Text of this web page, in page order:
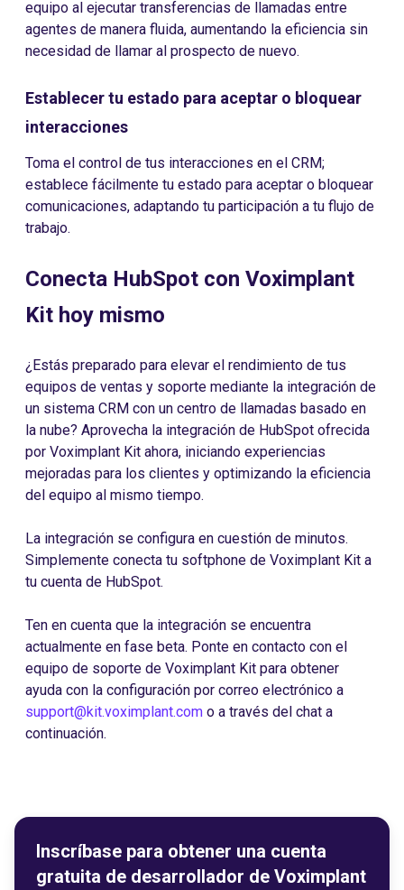
equipo al ejecutar transferencias de llamadas entre
agentes de manera fluida, aumentando la eficiencia sin
necesidad de llamar al prospecto de nuevo.
Establecer tu estado para aceptar o bloquear
interacciones
Toma el control de tus interacciones en el CRM;
establece fácilmente tu estado para aceptar o bloquear
comunicaciones, adaptando tu participación a tu flujo de
trabajo.
Conecta HubSpot con Voximplant
Kit hoy mismo
¿Estás preparado para elevar el rendimiento de tus
equipos de ventas y soporte mediante la integración de
un sistema CRM con un centro de llamadas basado en
la nube? Aprovecha la integración de HubSpot ofrecida
por Voximplant Kit ahora, iniciando experiencias
mejoradas para los clientes y optimizando la eficiencia
del equipo al mismo tiempo.
La integración se configura en cuestión de minutos.
Simplemente conecta tu softphone de Voximplant Kit a
tu cuenta de HubSpot.
Ten en cuenta que la integración se encuentra
actualmente en fase beta. Ponte en contacto con el
equipo de soporte de Voximplant Kit para obtener
ayuda con la configuración por correo electrónico a
support@kit.voximplant.com o a través del chat a
continuación.
Inscríbase para obtener una cuenta
gratuita de desarrollador de Voximplant